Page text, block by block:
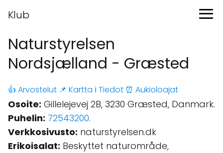
Klub
Naturstyrelsen
Nordsjælland - Græsted
👍 Arvostelut 📌 Kartta ℹ️ Tiedot ⏰ Aukioloajat
Osoite: Gillelejevej 2B, 3230 Græsted, Danmark.
Puhelin: 72543200.
Verkkosivusto: naturstyrelsen.dk
Erikoisalat: Beskyttet naturområde,